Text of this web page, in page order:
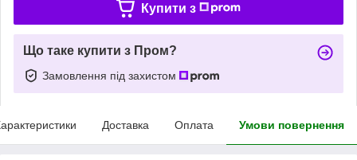
Купити з
Що таке купити з Пром?
Замовлення під захистом
Доставка Оплата Умови повернення